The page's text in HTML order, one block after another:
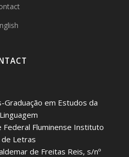
Graduação em Estudos da
Linguagem
Federal Fluminense Instituto
de Letras
de Freitas Reis, s/nº